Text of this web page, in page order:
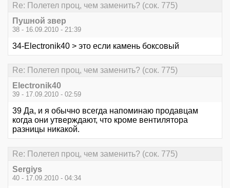
Re: Полетел проц, чем заменить? (сок. 775)
Пушной звер
38 - 16.09.2010 - 21:39
34-Electronik40 > это если камень боксовый
Re: Полетел проц, чем заменить? (сок. 775)
Electronik40
39 - 17.09.2010 - 02:59
39 Да, и я обычно всегда напоминаю продавцам
когда они утверждают, что кроме вентилятора
разницы никакой.
Re: Полетел проц, чем заменить? (сок. 775)
Sergiys
40 - 17.09.2010 - 04:34